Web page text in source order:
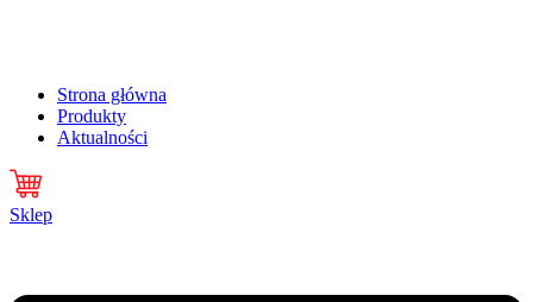
Strona główna
Produkty
Aktualności
Sklep